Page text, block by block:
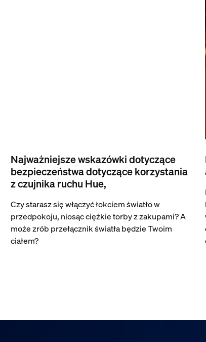
Najważniejsze wskazówki dotyczące
bezpieczeństwa dotyczące korzystania
z czujnika ruchu Hue,
Czy starasz się włączyć łokciem światło w
przedpokoju, niosąc ciężkie torby z zakupami? A
może zrób przełącznik światła będzie Twoim
ciałem?